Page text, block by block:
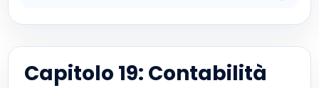
Capitolo 19: Contabilità